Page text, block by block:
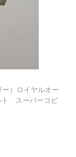
）ロイヤルオー
ト スーパーコピ